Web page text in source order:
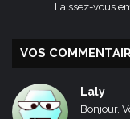
Laissez-vous
VOS
Laly
Bonjour,